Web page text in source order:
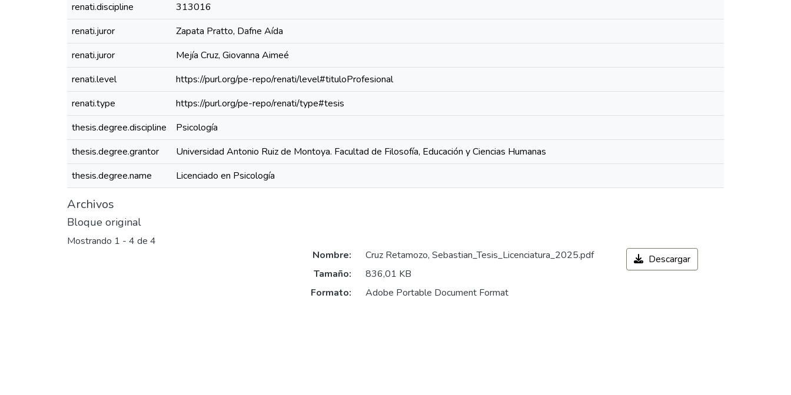
renati.discipline
313016
renati.juror
Zapata Pratto, Dafne Aída
renati.juror
Mejía Cruz, Giovanna Aimeé
renati.level
https://purl.org/pe-repo/renati/level#tituloProfesional
renati.type
https://purl.org/pe-repo/renati/type#tesis
thesis.degree.discipline
Psicología
thesis.degree.grantor
Universidad Antonio Ruiz de Montoya. Facultad de Filosofía, Educación y Ciencias Humanas
thesis.degree.name
Licenciado en Psicología
Archivos
Bloque original
Mostrando 1 - 4 de 4
Nombre:
Cruz Retamozo, Sebastian_Tesis_Licenciatura_2025.pdf
Tamaño:
836,01 KB
Formato:
Adobe Portable Document Format
Descargar